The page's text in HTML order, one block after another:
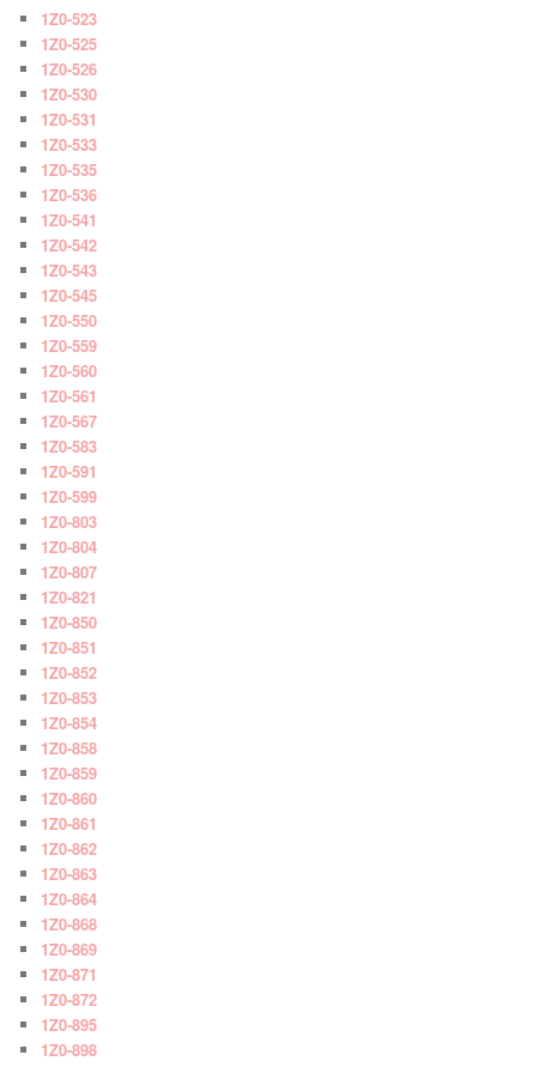
1Z0-523
1Z0-525
1Z0-526
1Z0-530
1Z0-531
1Z0-533
1Z0-535
1Z0-536
1Z0-541
1Z0-542
1Z0-543
1Z0-545
1Z0-550
1Z0-559
1Z0-560
1Z0-561
1Z0-567
1Z0-583
1Z0-591
1Z0-599
1Z0-803
1Z0-804
1Z0-807
1Z0-821
1Z0-850
1Z0-851
1Z0-852
1Z0-853
1Z0-854
1Z0-858
1Z0-859
1Z0-860
1Z0-861
1Z0-862
1Z0-863
1Z0-864
1Z0-868
1Z0-869
1Z0-871
1Z0-872
1Z0-895
1Z0-898